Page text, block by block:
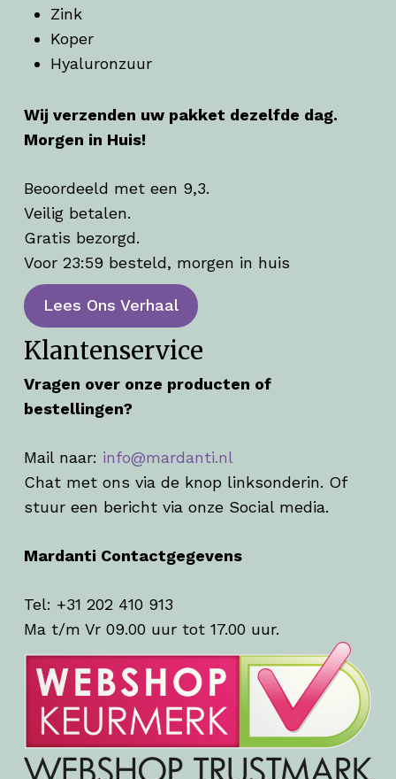
Zink
Koper
Hyaluronzuur
Wij verzenden uw pakket dezelfde dag.
Morgen in Huis!
Beoordeeld met een 9,3.
Veilig betalen.
Gratis bezorgd.
Voor 23:59 besteld, morgen in huis
Lees Ons Verhaal
Klantenservice
Vragen over onze producten of
bestellingen?
Mail naar: info@mardanti.nl
Chat met ons via de knop linksonderin. Of
stuur een bericht via onze Social media.
Mardanti Contactgegevens
Tel: +31 202 410 913
Ma t/m Vr 09.00 uur tot 17.00 uur.